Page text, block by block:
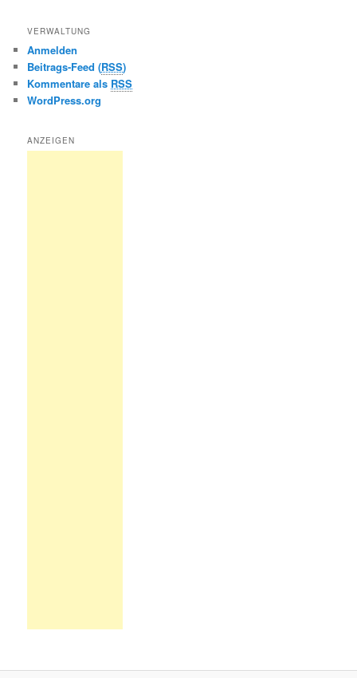
VERWALTUNG
Anmelden
Beitrags-Feed (RSS)
Kommentare als RSS
WordPress.org
ANZEIGEN